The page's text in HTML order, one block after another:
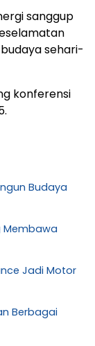
sanggup
sehari-
konferensi
Budaya
Membawa
Jadi Motor
Berbagai